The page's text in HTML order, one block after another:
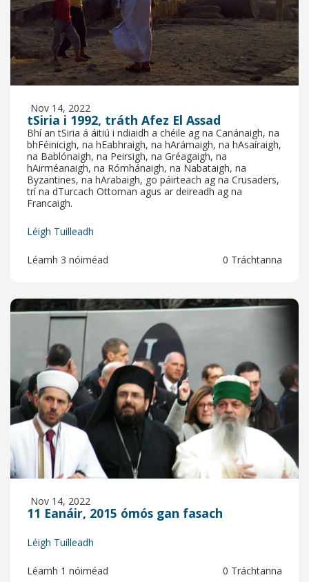
Nov 14, 2022
tSiria i 1992, tráth Afez El Assad
Bhí an tSiria á áitiú i ndiaidh a chéile ag na Canánaigh, na
bhFéinicigh, na hEabhraigh, na hArámaigh, na hAsaíraigh,
na Bablónaigh, na Peirsigh, na Gréagaigh, na
hAirméanaigh, na Rómhánaigh, na Nabataigh, na
Byzantines, na hArabaigh, go páirteach ag na Crusaders,
trí na dTurcach Ottoman agus ar deireadh ag na
Francaigh.
Léigh Tuilleadh
Léamh 3 nóiméad 0 Tráchtanna
Nov 14, 2022
11 Eanáir, 2015 ómós gan fasach
Léigh Tuilleadh
Léamh 1 nóiméad 0 Tráchtanna